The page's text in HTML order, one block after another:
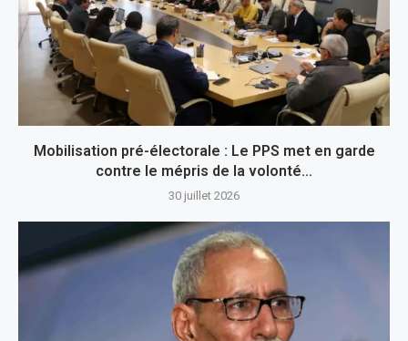
Mobilisation pré-électorale : Le PPS met en garde
contre le mépris de la volonté...
30 juillet 2026